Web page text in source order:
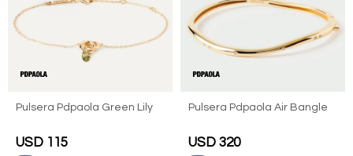
Pulsera Pdpaola Green Lily
USD 115
Pulsera Pdpaola Air Bangle
USD 320